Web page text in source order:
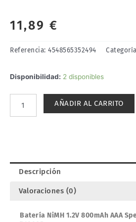
11,89 €
Referencia: 4548565352494
Disponibilidad: 2 disponibles
BATERIA
800MAH
71998B
cantidad
AÑADIR AL CARRITO
Descripción
Valoraciones (0)
Batería NiMH 1.2V 800mAh AAA